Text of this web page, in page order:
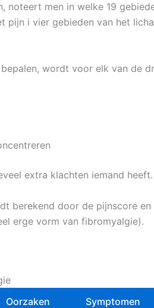
noteert men in welke 19
pijn i vier gebieden van het
wordt voor elk van de
extra klachten iemand
berekend door de pijnscore
erge vorm van fibromyalgie).
Oorzaken Symptomen